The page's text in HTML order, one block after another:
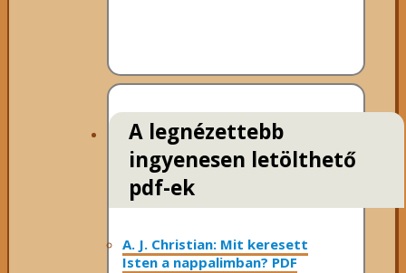
A legnézettebb
ingyenesen letölthető
pdf-ek
A. J. Christian: Mit keresett
Isten a nappalimban? PDF